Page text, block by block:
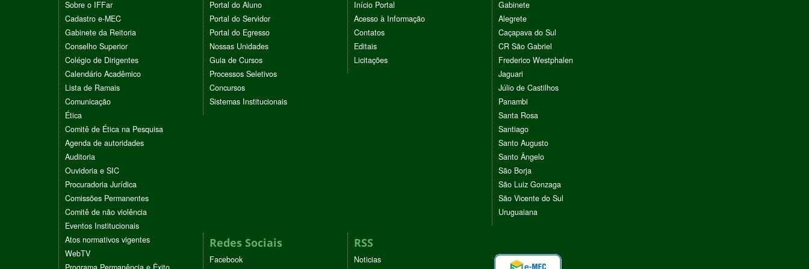
Sobre o IFFar
Cadastro e-MEC
Gabinete da Reitoria
Conselho Superior
Colégio de Dirigentes
Calendário Acadêmico
Lista de Ramais
Comunicação
Ética
Comitê de Ética na Pesquisa
Agenda de autoridades
Auditoria
Ouvidoria e SIC
Procuradoria Jurídica
Comissões Permanentes
Comitê de não violência
Eventos Institucionais
Atos normativos vigentes
WebTV
Portal do Aluno
Portal do Servidor
Portal do Egresso
Nossas Unidades
Guia de Cursos
Processos Seletivos
Concursos
Sistemas Institucionais
Início Portal
Acesso à Informação
Contatos
Editais
Licitações
Gabinete
Alegrete
Caçapava do Sul
CR São Gabriel
Frederico Westphalen
Jaguari
Júlio de Castilhos
Panambi
Santa Rosa
Santiago
Santo Augusto
Santo Ângelo
São Borja
São Luiz Gonzaga
São Vicente do Sul
Uruguaiana
Redes Sociais
Facebook
RSS
Noticias